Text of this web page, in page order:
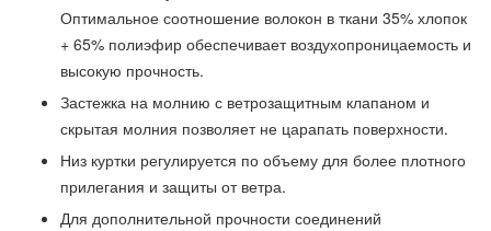
Оптимальное соотношение волокон в ткани 35% хлопок
+ 65% полиэфир обеспечивает воздухопроницаемость и
высокую прочность.
Застежка на молнию с ветрозащитным клапаном и
скрытая молния позволяет не царапать поверхности.
Низ куртки регулируется по объему для более плотного
прилегания и защиты от ветра.
Для дополнительной прочности соединений